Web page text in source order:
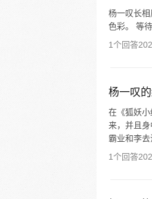
杨一叹长
色彩。 等
1个回答
杨一叹
在《狐妖
来，并且
霸业和李去
1个回答